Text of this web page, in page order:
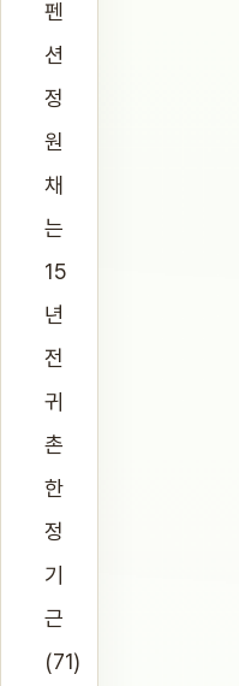
펜
션
정
원
채
는
15
년
전
귀
촌
한
정
기
근
(71)